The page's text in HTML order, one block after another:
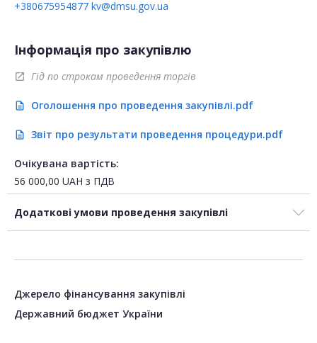
+380675954877 kv@dmsu.gov.ua
Інформація про закупівлю
open_in_new Гід по строкам проведення торгів
description Оголошення про проведення закупівлі.pdf
description Звіт про результати проведення процедури.pdf
Очікувана вартість:
56 000,00 UAH з ПДВ
Додаткові умови проведення закупівлі
Джерело фінансування закупівлі
Державний бюджет України